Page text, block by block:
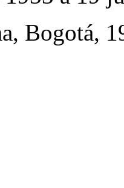
Bogotá,